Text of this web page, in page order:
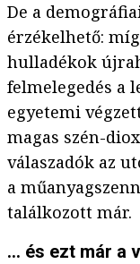
De a
érzékelhető:
hulladékok
felmelegedés a
egyetemi
magas szén-
válaszadók az
a
találkozott már.
... és ezt már a